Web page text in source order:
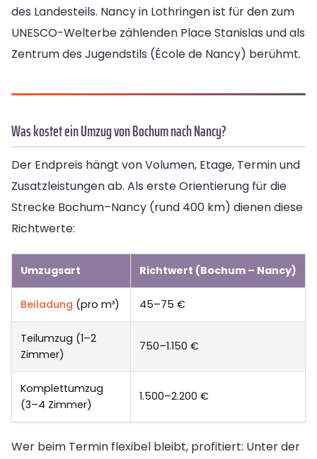
des Landesteils. Nancy in Lothringen ist für den zum
UNESCO-Welterbe zählenden Place Stanislas und als
Zentrum des Jugendstils (École de Nancy) berühmt.
Was kostet ein Umzug von Bochum nach Nancy?
Der Endpreis hängt von Volumen, Etage, Termin und
Zusatzleistungen ab. Als erste Orientierung für die
Strecke Bochum–Nancy (rund 400 km) dienen diese
Richtwerte:
Umzugsart Richtwert (Bochum – Nancy)
Beiladung (pro m³) 45–75 €
Teilumzug (1–2
Zimmer)
750–1.150 €
Komplettumzug
(3–4 Zimmer)
1.500–2.200 €
Wer beim Termin flexibel bleibt, profitiert: Unter der